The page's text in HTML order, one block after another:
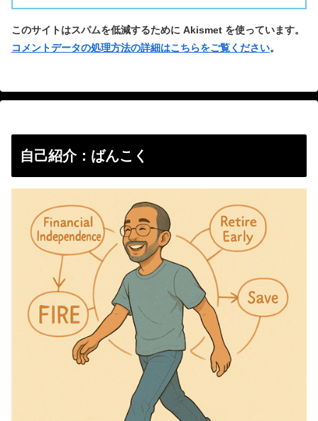
このサイトはスパムを低減するために Akismet を使っています。
コメントデータの処理方法の詳細はこちらをご覧ください。
自己紹介：ばんこく